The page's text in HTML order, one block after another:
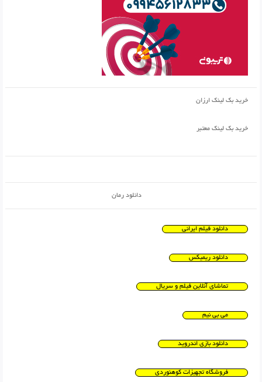
خرید بک لینک ارزان
خرید بک لینک معتبر
دانلود رمان
دانلود فیلم ایرانی
دانلود ریمیکس
تماشای آنلاین فیلم و سریال
می بی نیم
دانلود بازی اندروید
فروشگاه تجهیزات کوهنوردی